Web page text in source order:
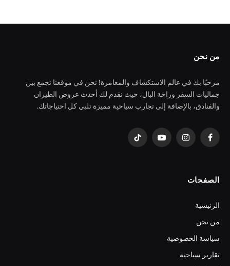
من نحن
مرحبًا بك في عالم الاستكشاف والمغامرة! نحن في موقعنا نجمع بين
جماليات السفر وراحة البال، حيث نقدم لك أحدث عروض الطيران
والفنادق، بالإضافة إلى تجارب سياحية مميزة تلبي كل احتياجاتك.
فيسبوكالانستغراميوتيوب تيكتوك
الصفحات
الرئيسية
من نحن
سياسة الخصوصية
تقارير سياحية